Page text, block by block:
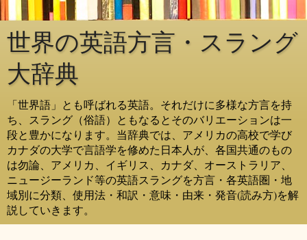
世界の英語方言・スラング
大辞典
「世界語」とも呼ばれる英語。それだけに多様な方言を持
ち、スラング（俗語）ともなるとそのバリエーションは一
段と豊かになります。当辞典では、アメリカの高校で学び
カナダの大学で言語学を修めた日本人が、各国共通のもの
は勿論、アメリカ、イギリス、カナダ、オーストラリア、
ニュージーランド等の英語スラングを方言・各英語圏・地
域別に分類、使用法・和訳・意味・由来・発音(読み方)を解
説していきます。